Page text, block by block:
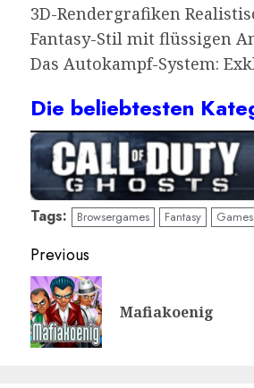
3D-Rendergrafiken
Fantasy-Stil mit flüssigen
Das Autokampf-System:
Die beliebtesten
Tags: Browsergames Fantasy Games
Continue
Reading
Previous
Mafiakoenig